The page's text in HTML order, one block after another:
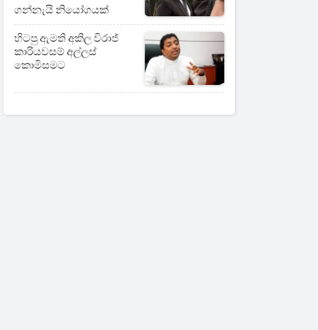
ගන්නැයි නියෝගයක්
හිටපු ඇමති අකිල විරාජ්
කාරියවසම් අල්ලස්
කොමිසමට